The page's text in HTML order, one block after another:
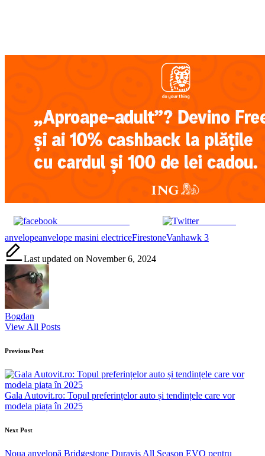
Post on X
Tags:
anvelopeanvelope masini electriceFirestoneVanhawk 3
Last updated on November 6, 2024
Bogdan
View All Posts
Post
navigation
Previous Post
Gala Autovit.ro: Topul preferințelor auto și tendințele care vor
modela piața în 2025
Next Post
Noua anvelopă Bridgestone Duravis All Season EVO pentru